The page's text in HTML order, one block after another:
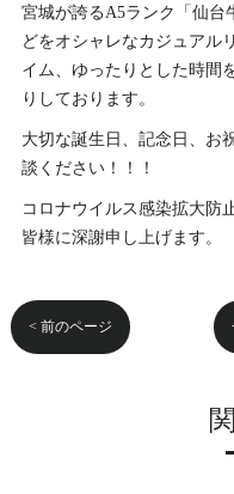
宮城が誇るA5ランク「仙台
どをオシャレなカジュアル
イム、ゆったりとした時間
りしております。
大切な誕生日、記念日、お
談ください！！！
コロナウイルス感染拡大防
皆様に深謝申し上げます。
< 前のページ